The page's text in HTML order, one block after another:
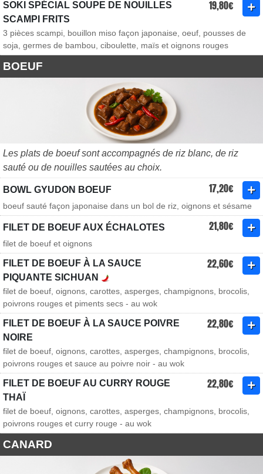
SOKI SPÉCIAL SOUPE DE NOUILLES
SCAMPI FRITS
19,80€
3 pièces scampi, bouillon miso façon japonaise, oeuf, pousses de
soja, germes de bambou, ciboulette, maïs et oignons rouges
BOEUF
Les plats de boeuf sont accompagnés de riz blanc, de riz
sauté ou de nouilles sautées au choix.
BOWL GYUDON BOEUF 17,20€
boeuf sauté façon japonaise dans un bol de riz, oignons et sésame
FILET DE BOEUF AUX ÉCHALOTES 21,80€
filet de boeuf et oignons
FILET DE BOEUF À LA SAUCE
PIQUANTE SICHUAN
22,60€
filet de boeuf, oignons, carottes, asperges, champignons, brocolis,
poivrons rouges et piments secs - au wok
FILET DE BOEUF À LA SAUCE POIVRE
NOIRE
22,80€
filet de boeuf, oignons, carottes, asperges, champignons, brocolis,
poivrons rouges et sauce au poivre noir - au wok
FILET DE BOEUF AU CURRY ROUGE
THAÏ
22,80€
filet de boeuf, oignons, carottes, asperges, champignons, brocolis,
poivrons rouges et curry rouge - au wok
CANARD